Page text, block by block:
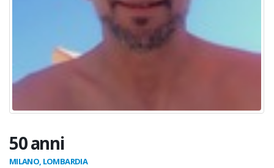
50 anni
MILANO, LOMBARDIA